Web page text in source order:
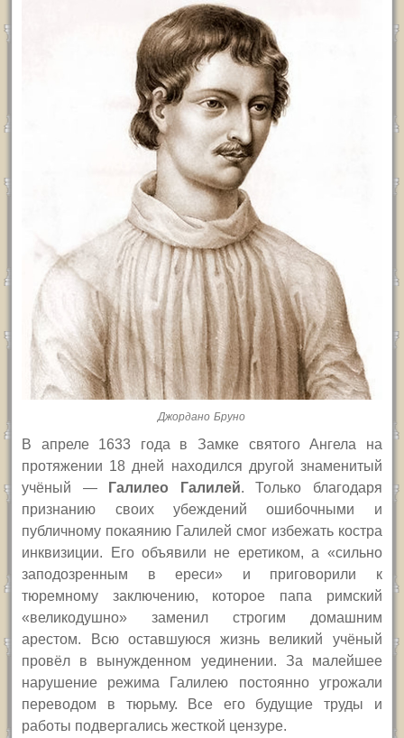
Джордано Бруно
В апреле 1633 года в Замке святого Ангела на
протяжении 18 дней находился другой знаменитый
учёный —
Галилео Галилей. Только благодаря
признанию своих убеждений ошибочными и
публичному покаянию Галилей смог избежать костра
инквизиции. Его объявили не еретиком, а «сильно
заподозренным в ереси» и приговорили к
тюремному заключению, которое папа римский
«великодушно» заменил строгим домашним
арестом. Всю оставшуюся жизнь великий учёный
провёл в вынужденном уединении. За малейшее
нарушение режима Галилею постоянно угрожали
переводом в тюрьму. Все его будущие труды и
работы подвергались жесткой цензуре.